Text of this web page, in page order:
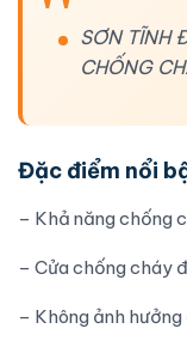
SƠN TĨNH
CHỐNG
Đặc điểm nổi
– Khả năng chống
– Cửa chống cháy
– Không ảnh